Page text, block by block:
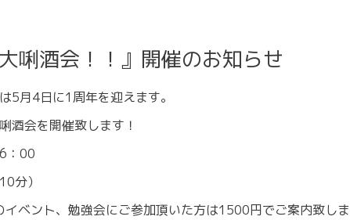
唎酒会！！』開催のお知らせ
5月4日に1周年を迎えます。
酒会を開催致します！
：00
分）
ベント、勉強会にご参加頂いた方は1500円でご案内致し